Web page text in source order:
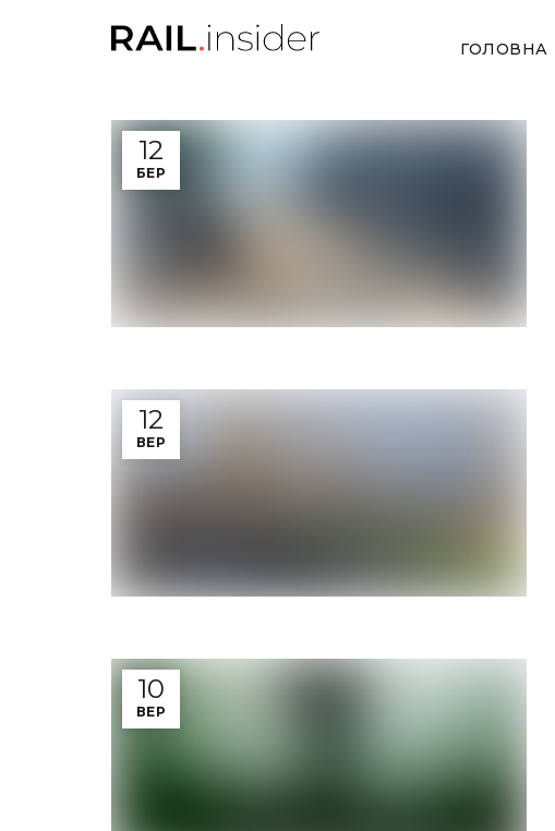
ГОЛОВНА
12
БЕР
12
ВЕР
10
ВЕР